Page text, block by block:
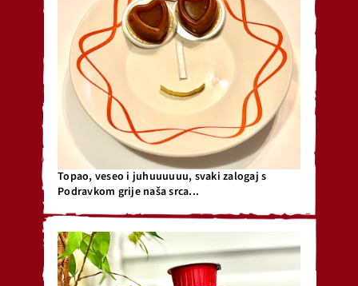
Topao, veseo i juhuuuuuu, svaki zalogaj s
Podravkom grije naša srca...